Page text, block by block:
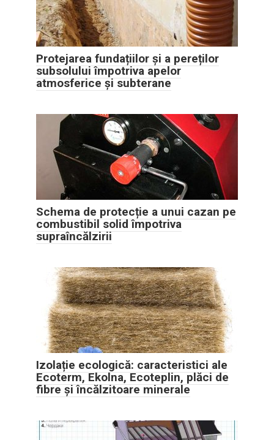
Protejarea fundațiilor și a pereților
subsolului împotriva apelor
atmosferice și subterane
Schema de protecție a unui cazan pe
combustibil solid împotriva
supraîncălzirii
Izolație ecologică: caracteristici ale
Ecoterm, Ekolna, Ecoteplin, plăci de
fibre și încălzitoare minerale